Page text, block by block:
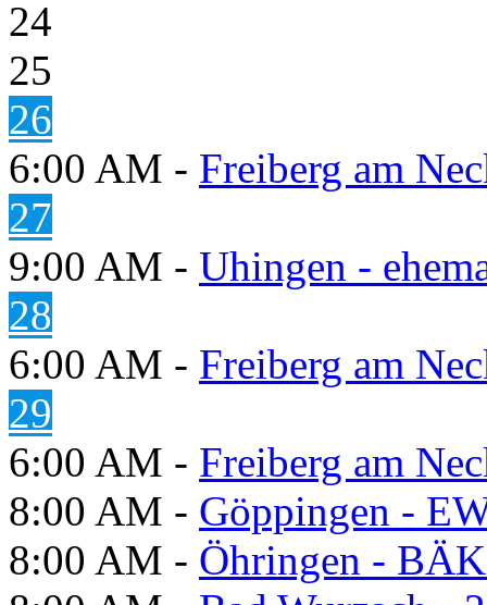
24
25
26
6:00 AM - Freiberg am
27
9:00 AM - Uhingen -
28
6:00 AM - Freiberg am
29
6:00 AM - Freiberg am
8:00 AM - Göppingen -
8:00 AM - Öhringen -